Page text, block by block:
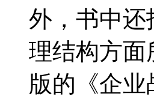
外，书中还
理结构方
版的《企